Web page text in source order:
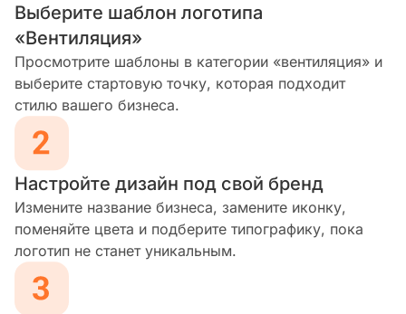
Выберите шаблон логотипа
«Вентиляция»
Просмотрите шаблоны в категории «вентиляция» и
выберите стартовую точку, которая подходит
стилю вашего бизнеса.
Настройте дизайн под свой бренд
Измените название бизнеса, замените иконку,
поменяйте цвета и подберите типографику, пока
логотип не станет уникальным.